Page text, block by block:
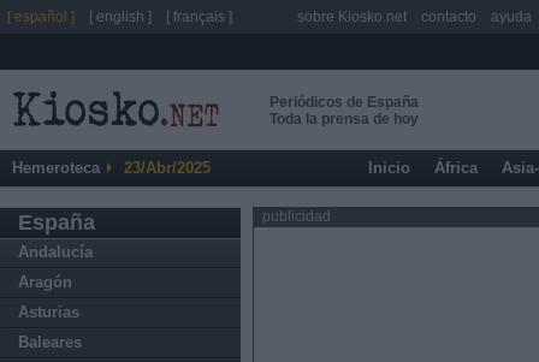
Periódicos de España
Toda la prensa de hoy
Hemeroteca 23/Abr/2025 Inicio África
España
Andalucía
Aragón
Asturias
Baleares
publicidad
[ español ] [ english ] [ français ] sobre Kiosko.net contacto ayuda